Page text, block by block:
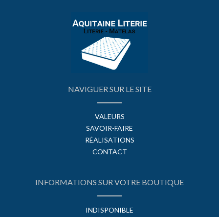
NAVIGUER SUR LE SITE
VALEURS
SAVOIR-FAIRE
RÉALISATIONS
CONTACT
INFORMATIONS SUR VOTRE BOUTIQUE
INDISPONIBLE